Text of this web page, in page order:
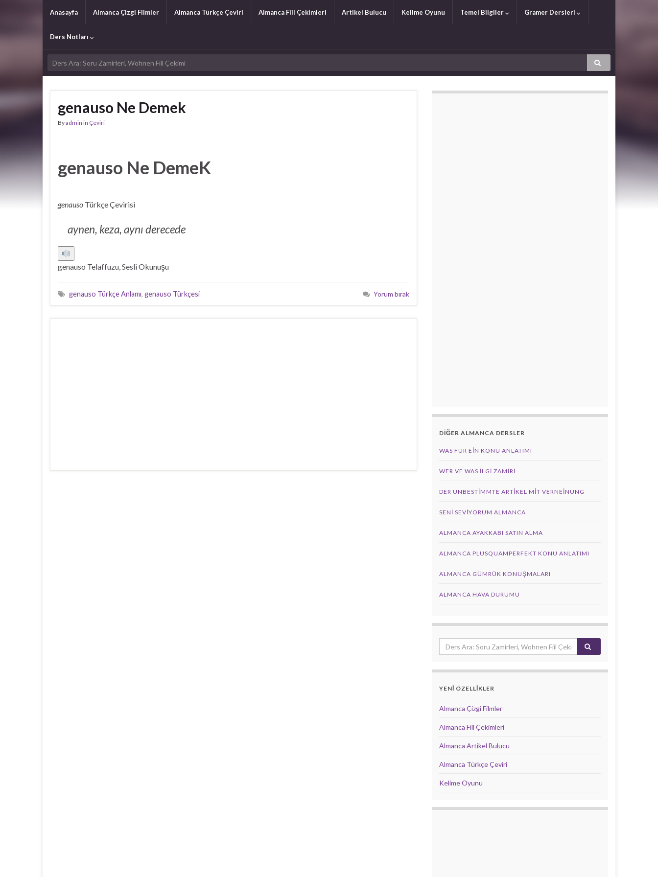
Anasayfa Almanca Çizgi Filmler Almanca Türkçe Çeviri Almanca Fiil Çekimleri Artikel Bulucu Kelime Oyunu Temel Bilgiler Gramer Dersleri
Ders Notları
genauso Ne Demek
Byadmin in Çeviri
genauso Ne DemeK
genauso Türkçe Çevirisi
aynen, keza, aynı derecede
genauso Telaffuzu, Sesli Okunuşu
genauso Türkçe Anlamı, genauso Türkçesi Yorum bırak
DİĞER ALMANCA DERSLER
WAS FÜR EIN KONU ANLATIMI
WER VE WAS ILGI ZAMIRI
DER UNBESTIMMTE ARTIKEL MIT VERNEINUNG
SENI SEVIYORUM ALMANCA
ALMANCA AYAKKABI SATIN ALMA
ALMANCA PLUSQUAMPERFEKT KONU ANLATIMI
ALMANCA GÜMRÜK KONUŞMALARI
ALMANCA HAVA DURUMU
YENİ ÖZELLİKLER
Almanca Çizgi Filmler
Almanca Fiil Çekimleri
Almanca Artikel Bulucu
Almanca Türkçe Çeviri
Kelime Oyunu